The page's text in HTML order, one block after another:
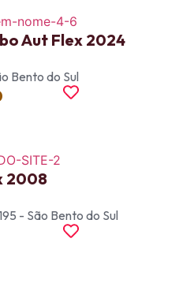
Aut Flex 2024
Bento do Sul
2008
- São Bento do Sul